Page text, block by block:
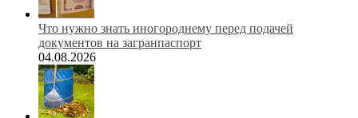
Что нужно знать иногороднему перед подачей
документов на загранпаспорт
04.08.2026